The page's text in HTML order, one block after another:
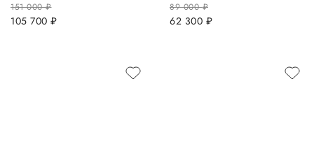
151 000руб.
105 700 руб.
89 000руб.
62 300 руб.